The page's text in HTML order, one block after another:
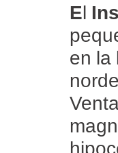
El
en la